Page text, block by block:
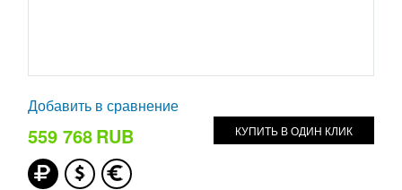
Добавить в сравнение
559 768RUB КУПИТЬ В ОДИН КЛИК